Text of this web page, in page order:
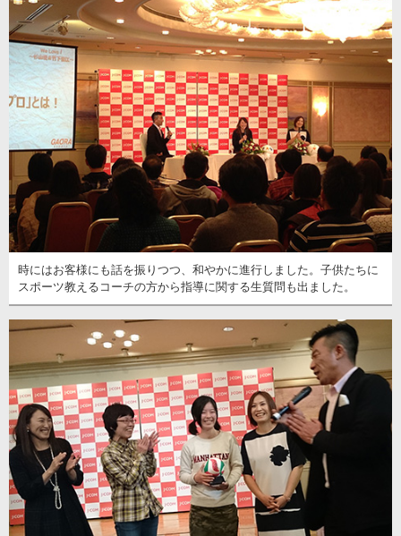
時にはお客様にも話を振りつつ、和やかに進行しました。子供たちに
スポーツ教えるコーチの方から指導に関する生質問も出ました。